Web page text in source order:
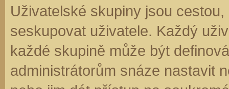
Uživatelské skupiny jsou
seskupovat uživatele. Každý
každé skupině může být
administrátorům snáze nastavit